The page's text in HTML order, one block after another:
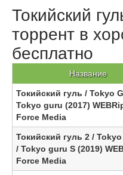
Токийский
торрент в
бесплатно
Название
Токийский гуль / Tokyo
Tokyo guru (2017)
Force Media
Токийский гуль 2 /
/ Tokyo guru S (2019)
Force Media